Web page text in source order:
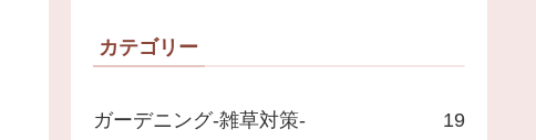
カテゴリー
ガーデニング-雑草対策- 19